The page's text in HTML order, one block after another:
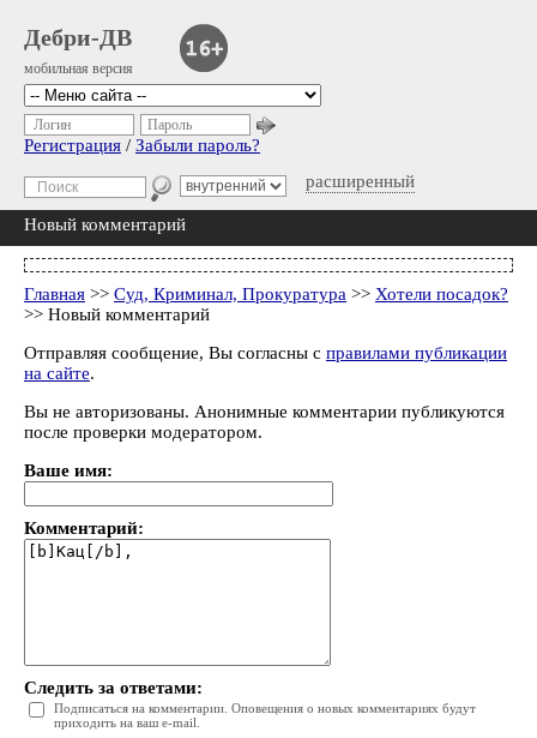
Дебри-ДВ
мобильная версия
расширенный
Логин Пароль
Регистрация / Забыли пароль?
Новый комментарий
Главная >> Суд, Криминал, Прокуратура >> Хотели посадок?
>> Новый комментарий
Отправляя сообщение, Вы согласны с правилами публикации
на сайте.
Вы не авторизованы. Анонимные комментарии публикуются
после проверки модератором.
Ваше имя:
Комментарий:
Следить за ответами:
Подписаться на комментарии. Оповещения о новых комментариях будут
приходить на ваш e-mail.